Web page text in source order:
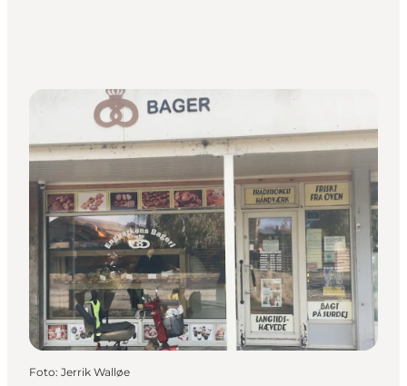
Foto: Jerrik Walløe